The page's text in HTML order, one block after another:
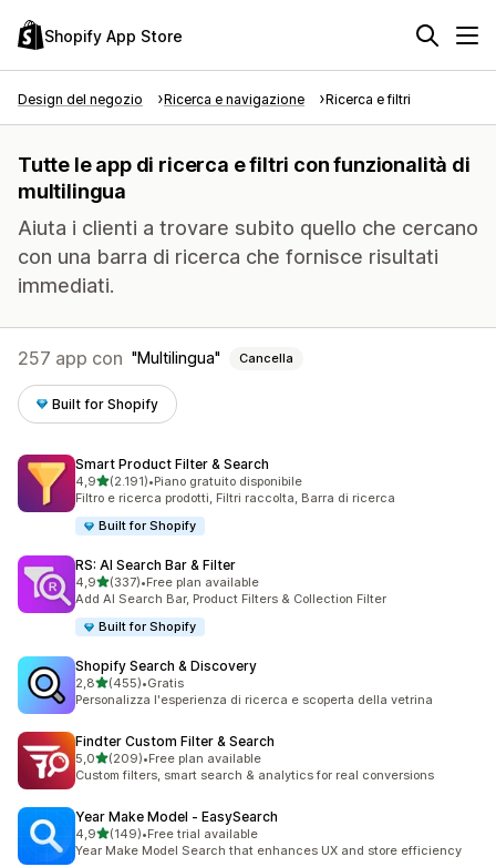
Shopify App Store
Design del negozio Ricerca e navigazione Ricerca e filtri
Tutte le app di ricerca e filtri con funzionalità di
multilingua
Aiuta i clienti a trovare subito quello che cercano
con una barra di ricerca che fornisce risultati
immediati.
257 app con Multilingua Cancella
Built for Shopify
Smart Product Filter & Search
4,9stelle su 5
(2.191)
2191 recensioni totali
•Piano gratuito disponibile
Filtro e ricerca prodotti, Filtri raccolta, Barra di ricerca
Built for Shopify
RS: AI Search Bar & Filter
4,9stelle su 5
(337)
337 recensioni totali
•Free plan available
Add AI Search Bar, Product Filters & Collection Filter
Built for Shopify
Shopify Search & Discovery
2,8stelle su 5
(455)
455 recensioni totali
•Gratis
Personalizza l'esperienza di ricerca e scoperta della vetrina
Findter Custom Filter & Search
5,0stelle su 5
(209)
209 recensioni totali
•Free plan available
Custom filters, smart search & analytics for real conversions
Year Make Model ‑ EasySearch
4,9stelle su 5
(149)
149 recensioni totali
•Free trial available
Year Make Model Search that enhances UX and store efficiency